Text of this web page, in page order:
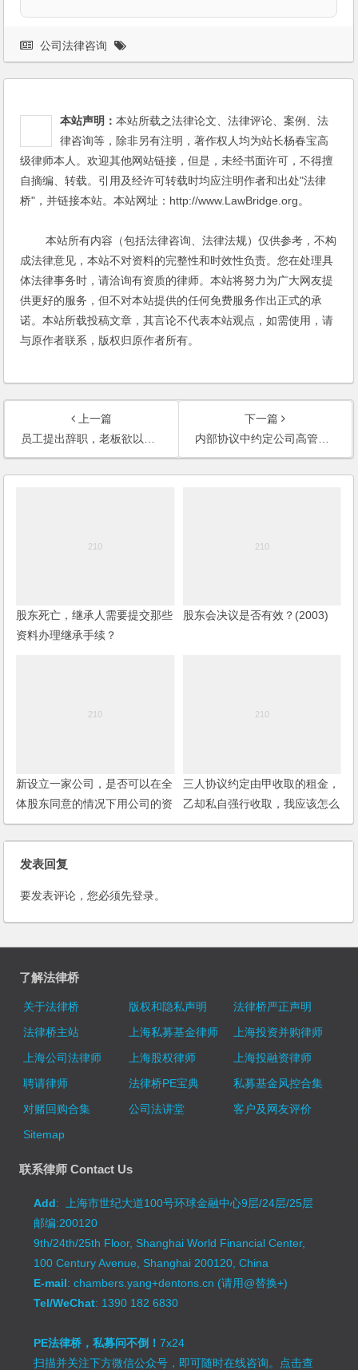
公司法律咨询
本站声明：本站所载之法律论文、法律评论、案例、法
律咨询等，除非另有注明，著作权人均为站长杨春宝高
级律师本人。欢迎其他网站链接，但是，未经书面许可，不得擅
自摘编、转载。引用及经许可转载时均应注明作者和出处"法律
桥"，并链接本站。本站网址：http://www.LawBridge.org。
本站所有内容（包括法律咨询、法律法规）仅供参考，不构
成法律意见，本站不对资料的完整性和时效性负责。您在处理具
体法律事务时，请洽询有资质的律师。本站将努力为广大网友提
供更好的服务，但不对本站提供的任何免费服务作出正式的承
诺。本站所载投稿文章，其言论不代表本站观点，如需使用，请
与原作者联系，版权归原作者所有。
上一篇
员工提出辞职，老板欲以赠与股权的形式留住人才，如何操作？
下一篇
内部协议中约定公司高管占20%的股份，一旦离职，该“股份”是不是也不在存在了？
股东死亡，继承人需要提交那些
资料办理继承手续？
股东会决议是否有效？(2003)
新设立一家公司，是否可以在全
体股东同意的情况下用公司的资
金投资股市？
三人协议约定由甲收取的租金，
乙却私自强行收取，我应该怎么
告？告甲还是乙？
发表回复
要发表评论，您必须先登录。
了解法律桥
关于法律桥 版权和隐私声明
法律桥严正声明
法律桥主站
上海私募基金律师
上海投资并购律师
上海公司法律师
上海股权律师
上海投融资律师
聘请律师
法律桥PE宝典
私募基金风控合集
对赌回购合集
公司法讲堂
客户及网友评价
Sitemap
联系律师 Contact Us
Add: 上海市世纪大道100号环球金融中心9层/24层/25层
邮编:200120
9th/24th/25th Floor, Shanghai World Financial Center,
100 Century Avenue, Shanghai 200120, China
E-mail: chambers.yang+dentons.cn (请用@替换+)
Tel/WeChat: 1390 182 6830
PE法律桥，私募问不倒！7x24
扫描并关注下方微信公众号，即可随时在线咨询。 点击查